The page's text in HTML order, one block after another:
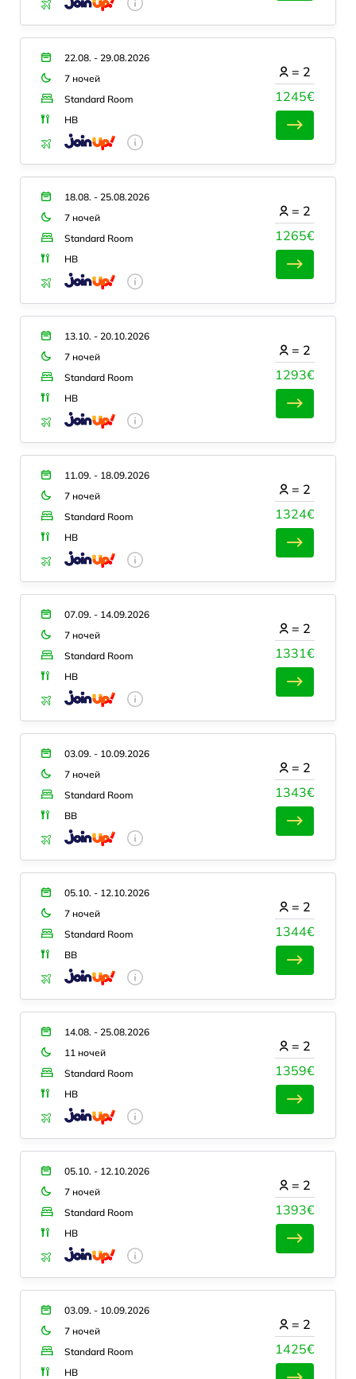
22.08. - 29.08.2026
7 ночей
Standard Room
HB
1245€
= 2
18.08. - 25.08.2026
7 ночей
Standard Room
HB
1265€
= 2
13.10. - 20.10.2026
7 ночей
Standard Room
HB
1293€
= 2
11.09. - 18.09.2026
7 ночей
Standard Room
HB
1324€
= 2
07.09. - 14.09.2026
7 ночей
Standard Room
HB
1331€
= 2
03.09. - 10.09.2026
7 ночей
Standard Room
BB
1343€
= 2
05.10. - 12.10.2026
7 ночей
Standard Room
BB
1344€
= 2
14.08. - 25.08.2026
11 ночей
Standard Room
HB
1359€
= 2
05.10. - 12.10.2026
7 ночей
Standard Room
HB
1393€
= 2
03.09. - 10.09.2026
7 ночей
Standard Room
HB
1425€
= 2